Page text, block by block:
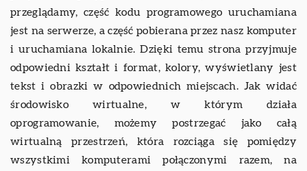
przeglądamy, część kodu programowego uruchamiana
jest na serwerze, a część pobierana przez nasz komputer
i uruchamiana lokalnie. Dzięki temu strona przyjmuje
odpowiedni kształt i format, kolory, wyświetlany jest
tekst i obrazki w odpowiednich miejscach. Jak widać
środowisko wirtualne, w którym działa
oprogramowanie, możemy postrzegać jako całą
wirtualną przestrzeń, która rozciąga się pomiędzy
wszystkimi komputerami połączonymi razem, na